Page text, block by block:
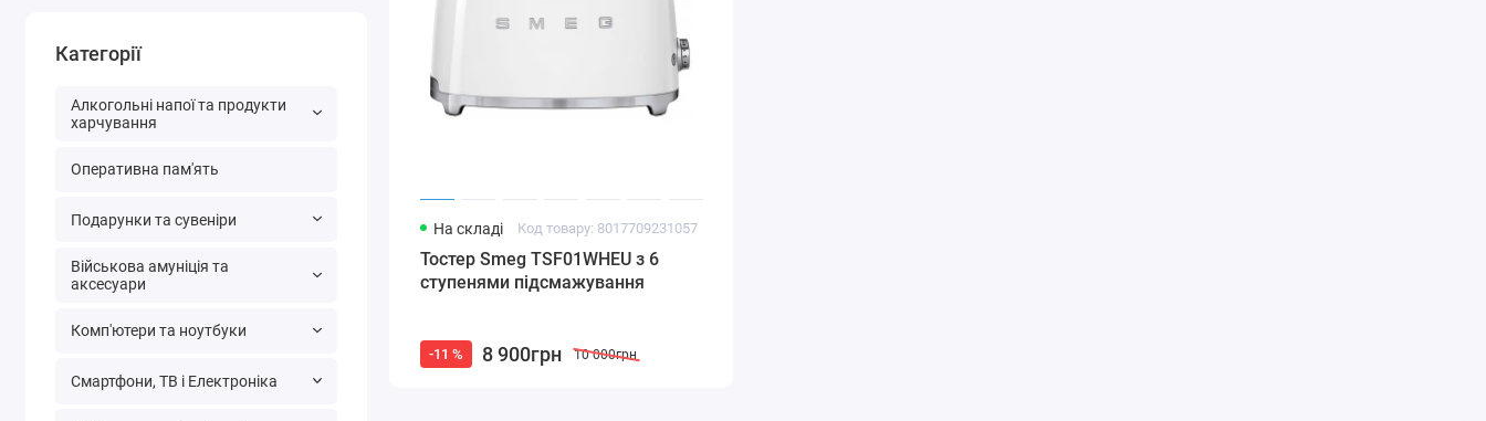
Категорії
Алкогольні напої та продукти
харчування
Оперативна пам'ять
Подарунки та сувеніри
Військова амуніція та
аксесуари
Комп'ютери та ноутбуки
Смартфони, ТВ і Електроніка
На складі Код товару: 8017709231057
Тостер Smeg TSF01WHEU з 6
ступенями підсмажування
-11 % 8 900грн 10 000грн